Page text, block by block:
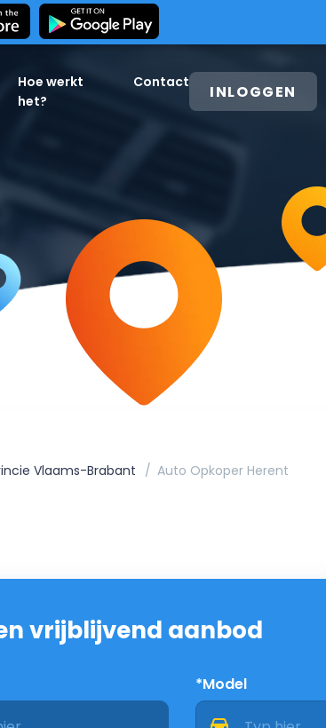
Hoe werkt
het?
Contact INLOGGEN
Vlaams-Brabant Auto Opkoper Herent
vrijblijvend aanbod
*Model